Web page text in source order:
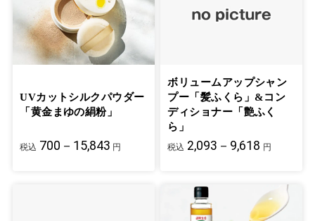
UVカットシルクパウダー
「黄金まゆの絹粉」
税込 700－15,843 円
ボリュームアップシャン
プー「髪ふくら」&コン
ディショナー「艶ふく
ら」
税込 2,093－9,618 円